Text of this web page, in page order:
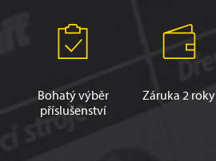
Bohatý výběr
příslušenství
Záruka 2 roky